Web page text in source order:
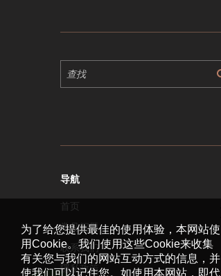
导航
首页
常见问题
联系我们
隱私政策
为了给您提供最佳的使用体验，本网站使
用Cookie。我们使用这些Cookie来收集
有关您与我们的网站互动方式的信息，并
使我们可以记住您。如使用本网站，即代